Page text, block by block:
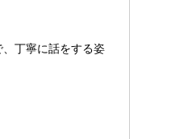
丁寧に話をする姿